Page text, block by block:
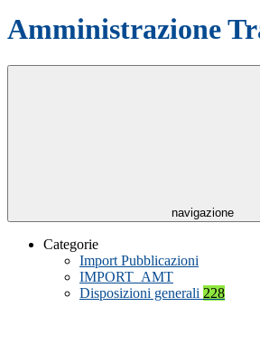
Amministrazione
navigazione
Categorie
Import Pubblicazioni
IMPORT_AMT
Disposizioni generali 228